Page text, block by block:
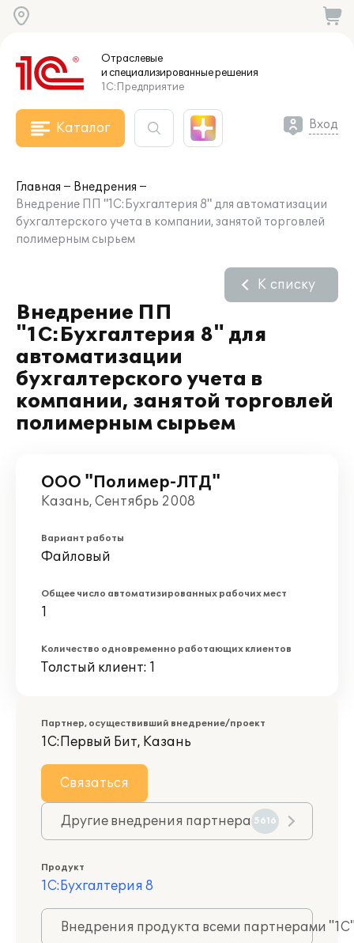
Отраслевые
и специализированныерешения
1С:Предприятие
Каталог Вход
Главная
Внедрения
Внедрение ПП "1С:Бухгалтерия 8" для автоматизации
бухгалтерского учета в компании, занятой торговлей
полимерным сырьем
Внедрение ПП
"1С:Бухгалтерия 8" для
автоматизации
бухгалтерского учета в
компании, занятой торговлей
полимерным сырьем
К списку
ООО "Полимер-ЛТД"
Казань, Сентябрь 2008
Вариант работы
Файловый
Общее число автоматизированных рабочих мест
1
Количество одновременно работающих клиентов
Толстый клиент: 1
Партнер, осуществивший внедрение/проект
1С:Первый Бит, Казань
Связаться
Другие внедрения партнера 5616
Продукт
1С:Бухгалтерия 8
Внедрения продукта всеми партнерами